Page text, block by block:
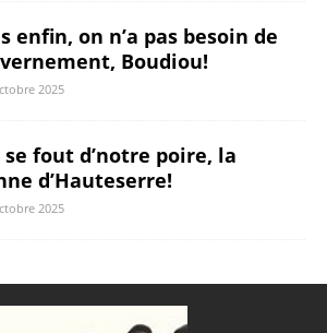
enfin, on n’a pas besoin de
Boudiou!
2025
se fout d’notre poire, la
d’Hauteserre!
2025